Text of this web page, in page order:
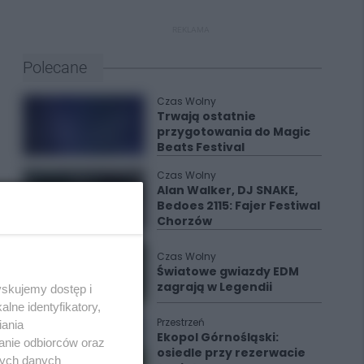
Polecane
Czas Wolny
Trwają ostatnie
przygotowania do Magic
Beats Festival
Czas Wolny
Alan Walker, DJ SNAKE,
Bedoes 2115: Fajer Festiwal
Chorzów
Czas Wolny
Światowe gwiazdy EDM
zagrają w Legendii
Przestrzeń
Ekopol Górnośląski:
osiedle przy rezerwacie
dostęp i
identyfikatory,
odbiorców oraz
danych